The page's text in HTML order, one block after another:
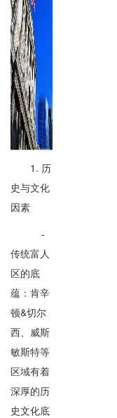
1. 历
史与文化
因素
-
传统富人
区的底
蕴：肯辛
顿&切尔
西、威斯
敏斯特等
区域有着
深厚的历
史文化底